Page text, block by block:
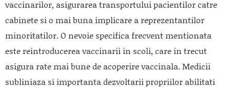
vaccinarilor, asigurarea transportului pacientilor catre
cabinete si o mai buna implicare a reprezentantilor
minoritatilor. O nevoie specifica frecvent mentionata
este reintroducerea vaccinarii in scoli, care in trecut
asigura rate mai bune de acoperire vaccinala. Medicii
subliniaza si importanta dezvoltarii propriilor abilitati